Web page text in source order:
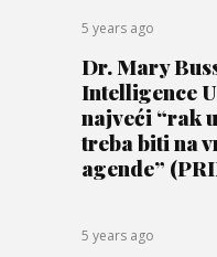
5 years ago
Dr. Mary
Intelligence
najveći “rak
treba biti na
agende”
5 years ago